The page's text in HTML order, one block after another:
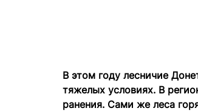
В этом году лесничие
тяжелых условиях. В
ранения. Сами же леса